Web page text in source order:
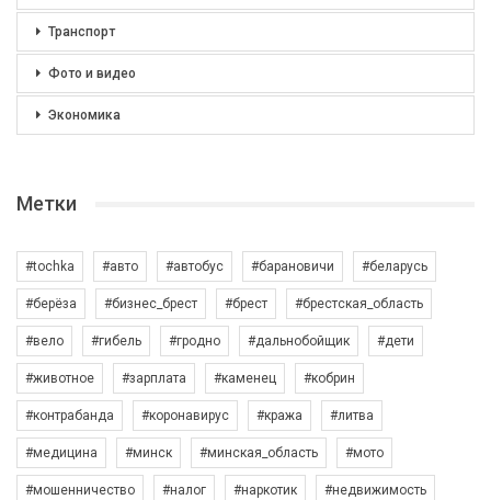
Транспорт
Фото и видео
Экономика
Метки
#tochka #авто #автобус #барановичи #беларусь
#берёза #бизнес_брест #брест #брестская_область
#вело #гибель #гродно #дальнобойщик #дети
#животное #зарплата #каменец #кобрин
#контрабанда #коронавирус #кража #литва
#медицина #минск #минская_область #мото
#мошенничество #налог #наркотик #недвижимость